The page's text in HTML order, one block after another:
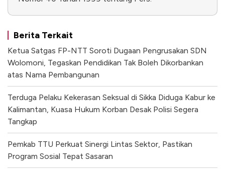
Berita Terkait
Ketua Satgas FP-NTT Soroti Dugaan Pengrusakan SDN
Wolomoni, Tegaskan Pendidikan Tak Boleh Dikorbankan
atas Nama Pembangunan
Terduga Pelaku Kekerasan Seksual di Sikka Diduga Kabur ke
Kalimantan, Kuasa Hukum Korban Desak Polisi Segera
Tangkap
Pemkab TTU Perkuat Sinergi Lintas Sektor, Pastikan
Program Sosial Tepat Sasaran